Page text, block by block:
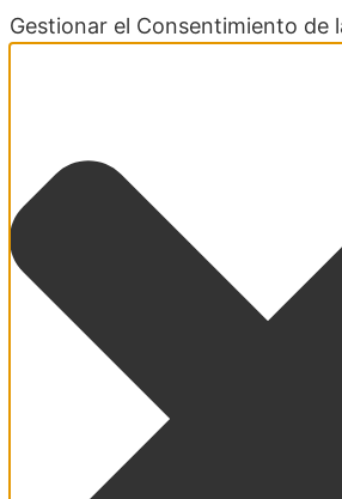
Gestionar el Consentimiento de